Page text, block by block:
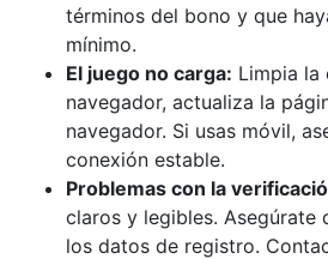
términos del bono y que
mínimo.
El juego no carga: Limpia la
navegador, actualiza la
navegador. Si usas móvil,
conexión estable.
Problemas con la
claros y legibles. Asegúrate
los datos de registro.